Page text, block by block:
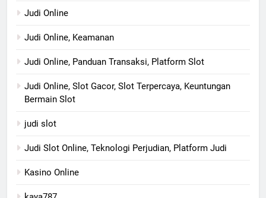
Judi Online
Judi Online, Keamanan
Judi Online, Panduan Transaksi, Platform Slot
Judi Online, Slot Gacor, Slot Terpercaya, Keuntungan
Bermain Slot
judi slot
Judi Slot Online, Teknologi Perjudian, Platform Judi
Kasino Online